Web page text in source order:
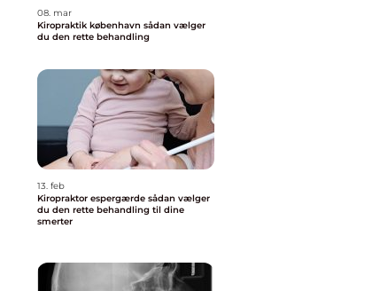
08. mar
Kiropraktik københavn sådan vælger
du den rette behandling
13. feb
Kiropraktor espergærde sådan vælger
du den rette behandling til dine
smerter